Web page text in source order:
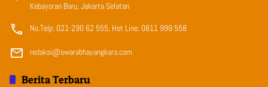
Kebayoran Baru, Jakarta Selatan
No.Telp: 021-290 62 555, Hot Line: 0811 999 558
redaksi@swarabhayangkara.com
Berita Terbaru